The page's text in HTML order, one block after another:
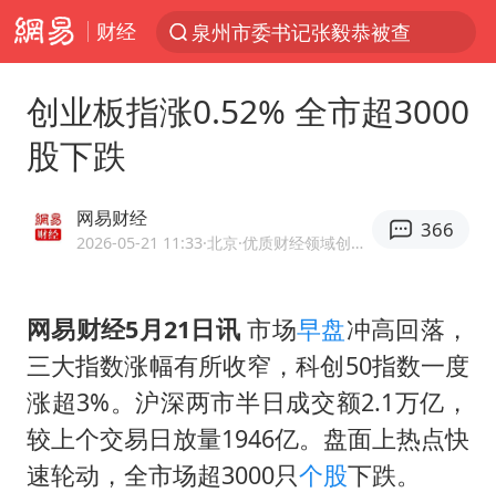
财经
泉州市委书记张毅恭被查
台风白海豚已进入24小时警戒线
中巨芯：上半年归母净利润1405.77万元
中国女篮70-67险胜尼日利亚女篮
上海：台风白海豚或将带来龙卷风
U17国足点球大战淘汰河床晋级决赛
秋天的第一杯奶茶到底有多火
创业板指涨0.52% 全市超3000
股下跌
网易财经
2026-05-21 11:33·北京 ·优质财经领域创作者
366
网易财经5月21日讯 市场早盘冲高回落，
三大指数涨幅有所收窄，科创50指数一度
涨超3%。沪深两市半日成交额2.1万亿，
较上个交易日放量1946亿。盘面上热点快
速轮动，全市场超3000只个股下跌。